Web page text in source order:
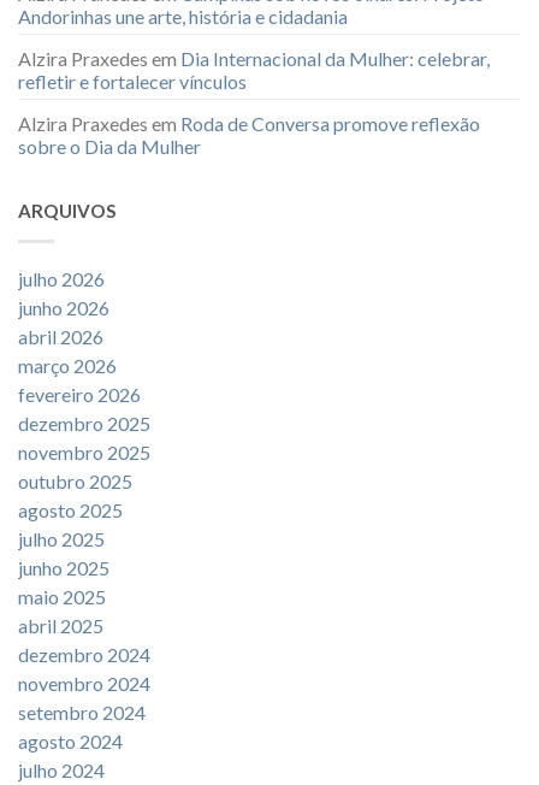
Andorinhas une arte, história e cidadania
Alzira Praxedes em Dia Internacional da Mulher: celebrar,
refletir e fortalecer vínculos
Alzira Praxedes em Roda de Conversa promove reflexão
sobre o Dia da Mulher
ARQUIVOS
julho 2026
junho 2026
abril 2026
março 2026
fevereiro 2026
dezembro 2025
novembro 2025
outubro 2025
agosto 2025
julho 2025
junho 2025
maio 2025
abril 2025
dezembro 2024
novembro 2024
setembro 2024
agosto 2024
julho 2024